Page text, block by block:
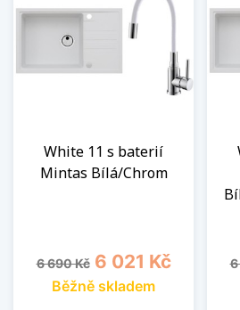
White 11 s baterií
Mintas Bílá/Chrom
Běžná cena
6 690 Kč Cena
6 021 Kč
Běžně skladem
6